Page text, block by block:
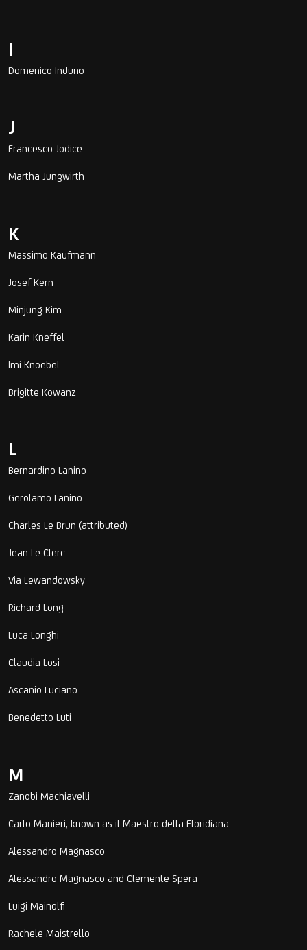
I
Domenico Induno
J
Francesco Jodice
Martha Jungwirth
K
Massimo Kaufmann
Josef Kern
Minjung Kim
Karin Kneffel
Imi Knoebel
Brigitte Kowanz
L
Bernardino Lanino
Gerolamo Lanino
Charles Le Brun (attributed)
Jean Le Clerc
Via Lewandowsky
Richard Long
Luca Longhi
Claudia Losi
Ascanio Luciano
Benedetto Luti
M
Zanobi Machiavelli
Carlo Manieri, known as il Maestro della Floridiana
Alessandro Magnasco
Alessandro Magnasco and Clemente Spera
Luigi Mainolfi
Rachele Maistrello